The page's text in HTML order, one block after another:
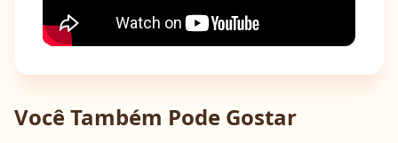
Você Também Pode Gostar